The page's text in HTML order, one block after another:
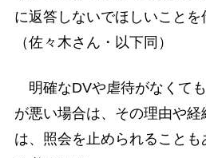
に返答しないでほしいことを
（佐々木さん・以下同）
明確なDVや虐待がなくて
が悪い場合は、その理由や
は、照会を止められること